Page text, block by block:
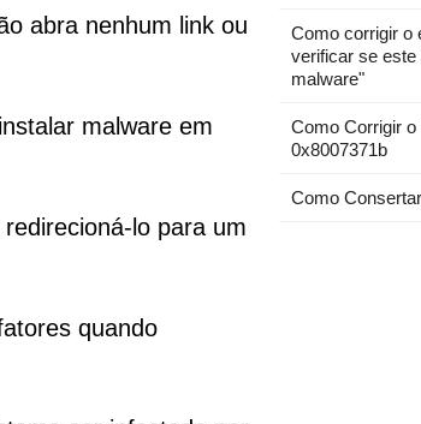
abra nenhum link ou
malware em
lo para um
quando
Como corrigir o
verificar se
malware"
Como Corrigir
0x8007371b
Como